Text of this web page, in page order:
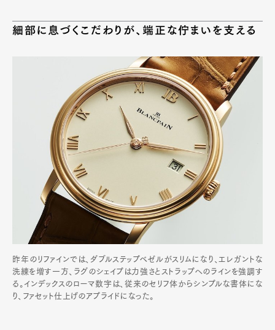
細部に息づくこだわりが、端正な佇まいを支える
昨年のリファインでは、ダブルステップベゼルがスリムになり、エレガントな
洗練を増す一方、ラグのシェイプは力強さとストラップへのラインを強調す
る。インデックスのローマ数字は、従来のセリフ体からシンプルな書体にな
り、ファセット仕上げのアプライドになった。